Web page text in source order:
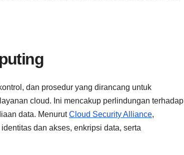
dan prosedur yang dirancang untuk
cloud. Ini mencakup perlindungan terhadap
data. MenurutCloud Security Alliance,
dan akses, enkripsi data, serta